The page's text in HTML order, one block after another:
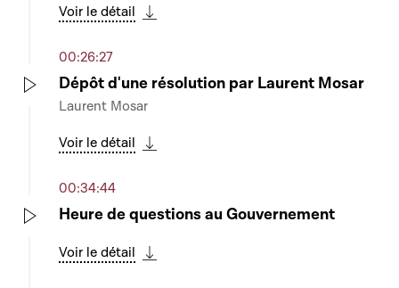
Voir le détail
00:26:27
Dépôt d'une résolution par Laurent Mosar
Laurent Mosar
Voir le détail
00:34:44
Heure de questions au Gouvernement
Voir le détail